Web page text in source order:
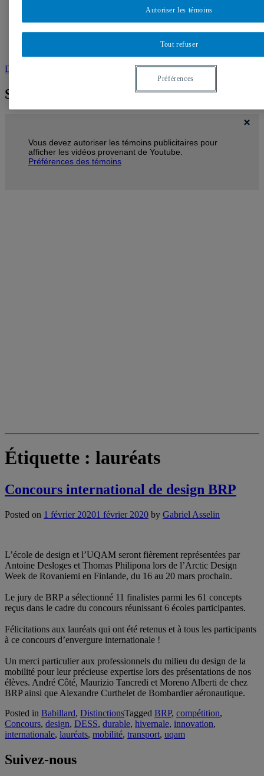
Demande d’admission
Shortcodes Ultimate
Vous devez autoriser les témoins publicitaires pour
afficher les vidéos provenant de Youtube.
Préférences des témoins
Étiquette : lauréats
Concours international de design BRP
Posted on 1 février 20201 février 2020 by Gabriel Asselin
L’école de design et l’UQAM seront fièrement représentées par
Antoine Desloges et Thomas Philipona lors de l’Arctic Design
Week de Rovaniemi en Finlande, du 16 au 20 mars prochain.
Le jury de BRP a sélectionné 11 finalistes parmi les 61 concepts
reçus dans le cadre du concours réunissant 6 écoles participantes.
Félicitations aux lauréats qui ont été retenus et à tous les participants
à ce concours d’envergure internationale !
Un merci particulier aux professionnels du milieu du design de la
mobilité pour leur précieuse expertise lors des présentations de nos
élèves. André Côté, Maurizio Tancredi et Moreno Alberti de chez
BRP ainsi que Alexandre Curthelet de Bombardier aéronautique.
Posted in Babillard, DistinctionsTagged BRP, compétition,
Concours, design, DESS, durable, hivernale, innovation,
internationale, lauréats, mobilité, transport, uqam
Suivez-nous
Tout refuser
Autoriser les témoins
Préférences